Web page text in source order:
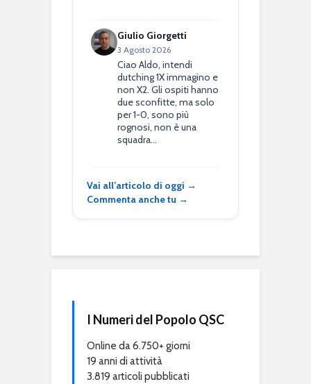
Giulio Giorgetti
3 Agosto 2026
Ciao Aldo, intendi
dutching 1X immagino e
non X2. Gli ospiti hanno
due sconfitte, ma solo
per 1-0, sono più
rognosi, non è una
squadra…
Vai all’articolo di oggi →
Commenta anche tu →
I Numeri del Popolo QSC
Online da 6.750+ giorni
19 anni di attività
3.819 articoli pubblicati